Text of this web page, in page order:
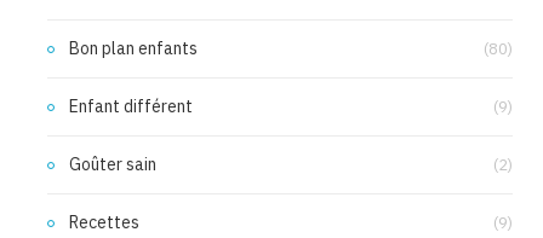
Bon plan enfants (80)
Enfant différent (9)
Goûter sain (2)
Recettes (9)